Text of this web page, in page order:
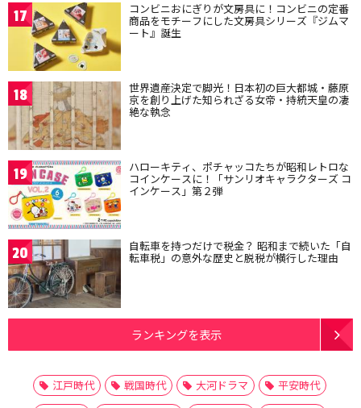
17 コンビニおにぎりが文房具に！コンビニの定番
商品をモチーフにした文房具シリーズ『ジムマ
ート』誕生
18 世界遺産決定で脚光！日本初の巨大都城・藤原
京を創り上げた知られざる女帝・持統天皇の凄
絶な執念
19 ハローキティ、ポチャッコたちが昭和レトロな
コインケースに！「サンリオキャラクターズ コ
インケース」第２弾
20 自転車を持つだけで税金？ 昭和まで続いた「自
転車税」の意外な歴史と脱税が横行した理由
ランキングを表示
江戸時代 戦国時代 大河ドラマ
平安時代